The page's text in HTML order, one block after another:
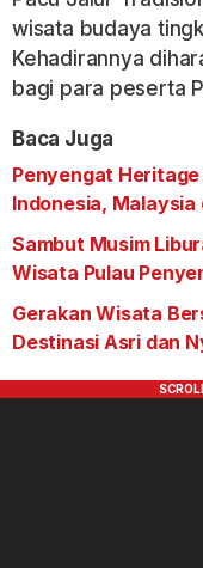
wisata budaya
Kehadirannya
bagi para peserta
Baca Juga
Penyengat
Indonesia,
Sambut Musim
Wisata Pulau
Gerakan Wisata
Destinasi Asri dan